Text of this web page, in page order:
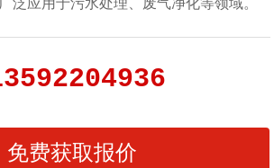
泛应用于污水处理、废气净化等领域。
免费获取报价